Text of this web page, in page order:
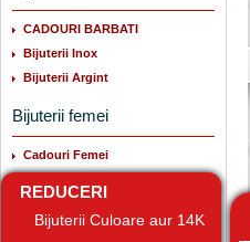
CADOURI BARBATI
Bijuterii Inox
Bijuterii Argint
Bijuterii femei
Cadouri Femei
REDUCERI
Bijuterii Culoare aur 14K